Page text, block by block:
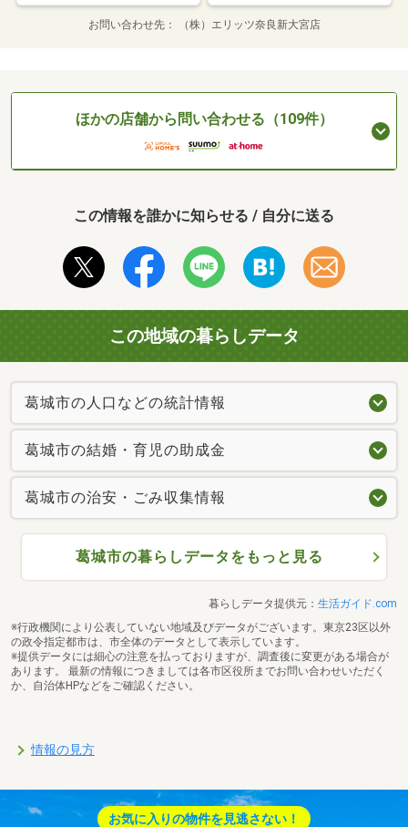
お問い合わせ先 （株）エリッツ奈良新大宮店
ほかの店舗から問い合わせる（109件）
この情報を誰かに知らせる / 自分に送る
この地域の暮らしデータ
葛城市の人口などの統計情報
葛城市の結婚・育児の助成金
葛城市の治安・ごみ収集情報
葛城市の暮らしデータをもっと見る
暮らしデータ提供元： 生活ガイド.com
※行政機関により公表していない地域及びデータがございます。東京23区以外
の政令指定都市は、市全体のデータとして表示しています。
※提供データには細心の注意を払っておりますが、調査後に変更がある場合が
あります。 最新の情報につきましては各市区役所までお問い合わせいただく
か、自治体HPなどをご確認ください。
情報の見方
お気に入りの物件を見逃さない！